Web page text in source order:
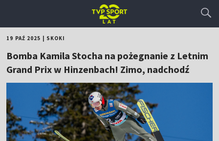
19 PAŹ 2025 SKOKI
Bomba Kamila Stocha na pożegnanie z Letnim
Grand Prix w Hinzenbach! Zimo, nadchodź